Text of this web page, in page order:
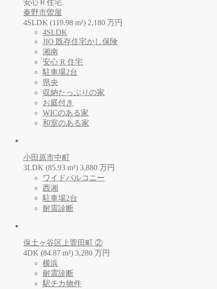
安心Ｒ住宅
秦野市曽屋
4SLDK (119.98 m²) 2,180 万円
4SLDK
JIO 既存住宅かし保険
湘南
安心 R 住宅
駐車場2台
県央
収納たっぷりの家
お庭付き
WICのある家
和室のある家
小田原市中町
3LDK (85.93 m²) 3,880 万円
ワイドバルコニー
西湘
駐車場2台
耐震診断
保土ヶ谷区上菅田町 ②
4DK (84.87 m²) 3,280 万円
横浜
耐震診断
駅チカ物件